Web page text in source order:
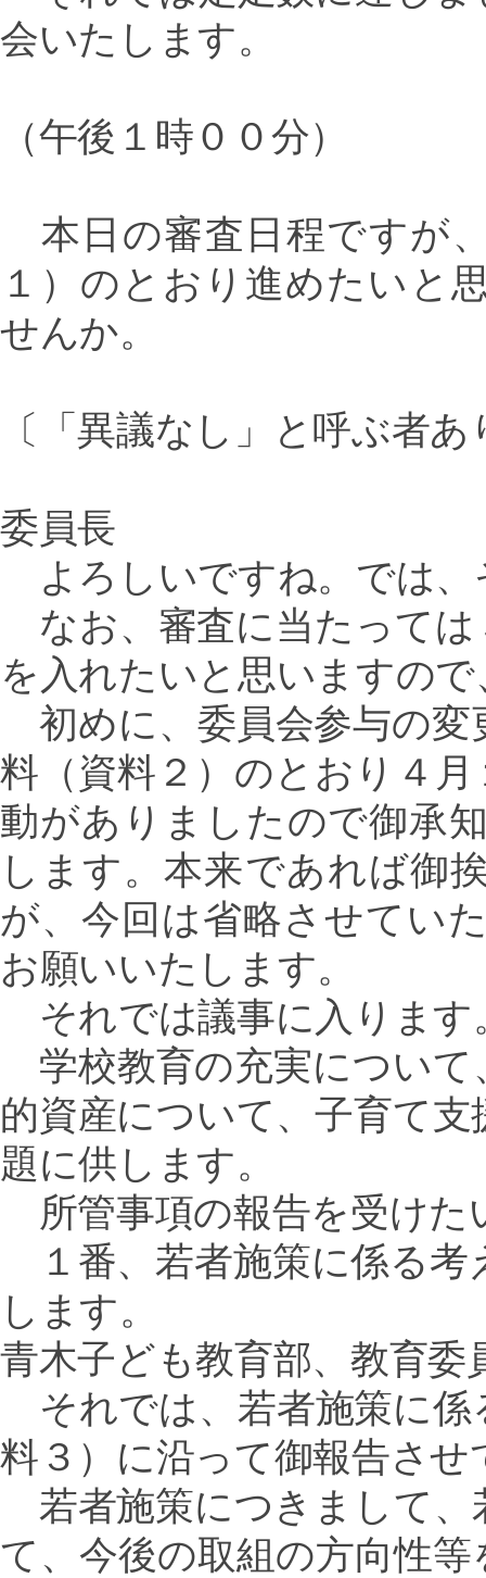
会いたします。
（午後１時００分）
本日の審査日程ですが
１）のとおり進めたいと
せんか。
〔「異議なし」と呼ぶ者あ
委員長
よろしいですね。では、
なお、審査に当たっては
を入れたいと思いますの
初めに、委員会参与の変
料（資料２）のとおり４
動がありましたので御承
します。本来であれば御
が、今回は省略させてい
お願いいたします。
それでは議事に入ります
学校教育の充実について
的資産について、子育て
題に供します。
所管事項の報告を受けた
１番、若者施策に係る考
します。
青木子ども教育部、教育委
それでは、若者施策に係
料３）に沿って御報告さ
若者施策につきまして、
て、今後の取組の方向性